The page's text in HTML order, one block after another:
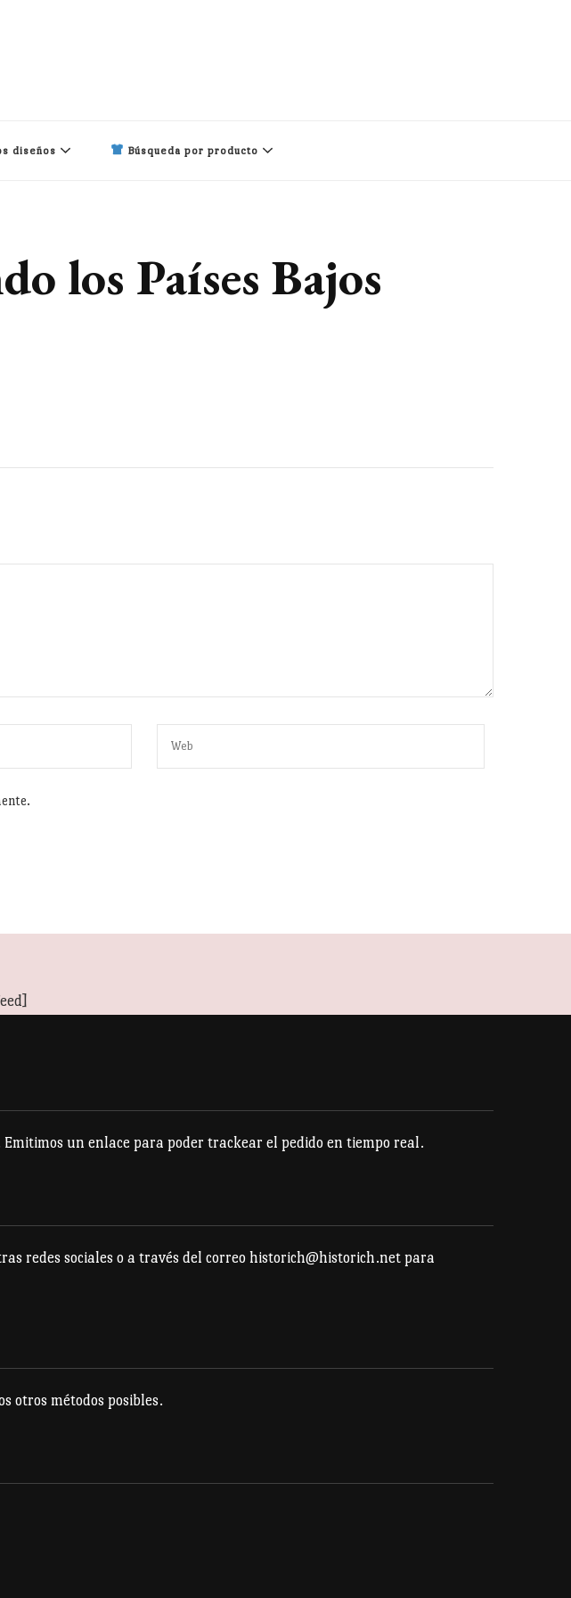
diseños Búsqueda por producto
los Países Bajos
un enlace para poder trackear el pedido en tiempo real.
redes sociales o a través del correo historich@historich.net para
otros métodos posibles.